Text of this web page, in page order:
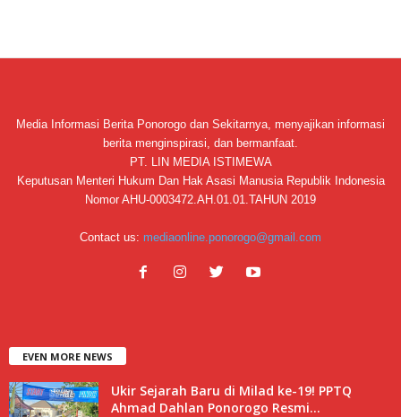
Media Informasi Berita Ponorogo dan Sekitarnya, menyajikan informasi
berita menginspirasi, dan bermanfaat.
PT. LIN MEDIA ISTIMEWA
Keputusan Menteri Hukum Dan Hak Asasi Manusia Republik Indonesia
Nomor AHU-0003472.AH.01.01.TAHUN 2019
Contact us: mediaonline.ponorogo@gmail.com
EVEN MORE NEWS
Ukir Sejarah Baru di Milad ke-19! PPTQ
Ahmad Dahlan Ponorogo Resmi...